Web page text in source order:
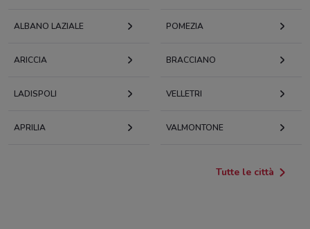
ALBANO LAZIALE POMEZIA
ARICCIA BRACCIANO
LADISPOLI VELLETRI
APRILIA VALMONTONE
Tutte le città